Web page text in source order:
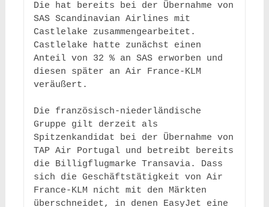
Die hat bereits bei der Übernahme von
SAS Scandinavian Airlines mit
Castlelake zusammengearbeitet.
Castlelake hatte zunächst einen
Anteil von 32 % an SAS erworben und
diesen später an Air France-KLM
veräußert.
Die französisch-niederländische
Gruppe gilt derzeit als
Spitzenkandidat bei der Übernahme von
TAP Air Portugal und betreibt bereits
die Billigflugmarke Transavia. Dass
sich die Geschäftstätigkeit von Air
France-KLM nicht mit den Märkten
überschneidet, in denen EasyJet eine